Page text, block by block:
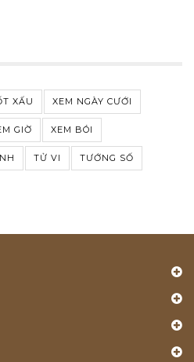
XẤU XEM NGÀY CƯỚI
GIỜ XEM BÓI
TỬ VI TƯỚNG SỐ